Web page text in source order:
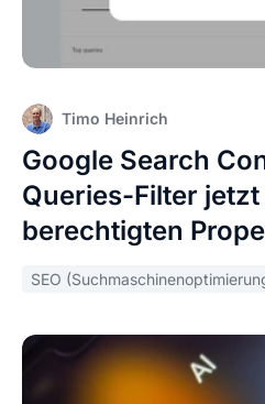
Timo Heinrich
Google Search
Queries-Filter
berechtigten
SEO